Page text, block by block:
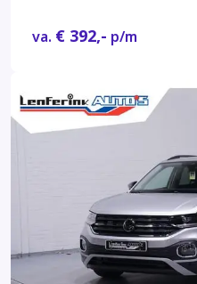
va. € 392,- p/m